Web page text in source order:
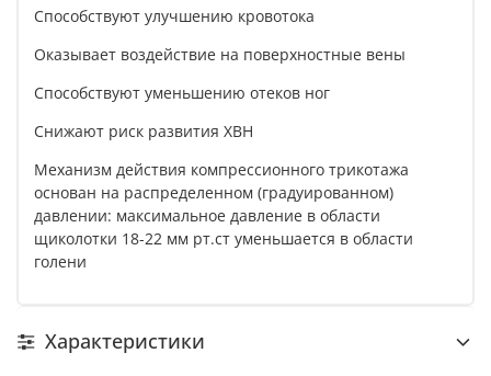
Способствуют улучшению кровотока
Оказывает воздействие на поверхностные вены
Способствуют уменьшению отеков ног
Снижают риск развития ХВН
Механизм действия компрессионного трикотажа
основан на распределенном (градуированном)
давлении: максимальное давление в области
щиколотки 18-22 мм рт.ст уменьшается в области
голени
Характеристики